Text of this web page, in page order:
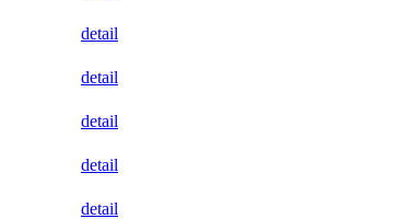
detail
detail
detail
detail
detail